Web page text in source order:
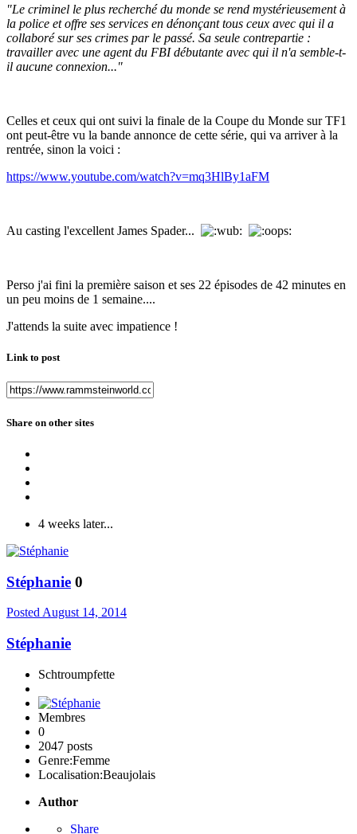
"Le criminel le plus recherché du monde se rend mystérieusement à
la police et offre ses services en dénonçant tous ceux avec qui il a
collaboré sur ses crimes par le passé. Sa seule contrepartie :
travailler avec une agent du FBI débutante avec qui il n'a semble-t-
il aucune connexion..."
Celles et ceux qui ont suivi la finale de la Coupe du Monde sur TF1
ont peut-être vu la bande annonce de cette série, qui va arriver à la
rentrée, sinon la voici :
https://www.youtube.com/watch?v=mq3HlBy1aFM
Au casting l'excellent James Spader...
Perso j'ai fini la première saison et ses 22 épisodes de 42 minutes en
un peu moins de 1 semaine....
J'attends la suite avec impatience !
Link to post
Share on other sites
4 weeks later...
Stéphanie 0
Posted August 14, 2014
Stéphanie
Schtroumpfette
Membres
0
2047 posts
Genre:Femme
Localisation:Beaujolais
Author
Share